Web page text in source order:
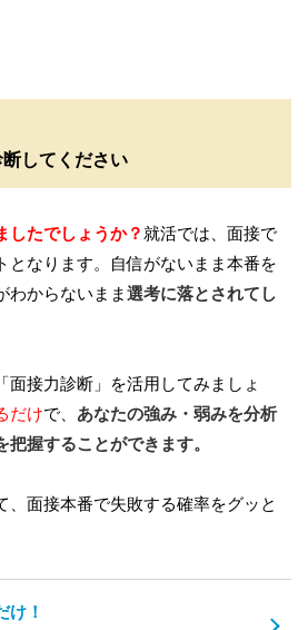
してください
したでしょうか？就活では、面接で
となります。自信がないまま本番を
わからないまま選考に落とされてし
面接力診断」を活用してみましょ
だけで、 あなたの強み・弱みを分析
握することができます。
、面接本番で失敗する確率をグッと
け！